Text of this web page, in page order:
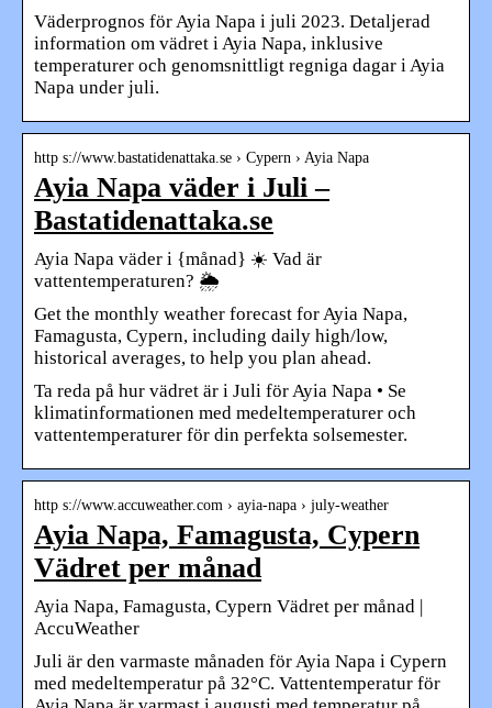
Väderprognos för Ayia Napa i juli 2023. Detaljerad
information om vädret i Ayia Napa, inklusive
temperaturer och genomsnittligt regniga dagar i Ayia
Napa under juli.
http s://www.bastatidenattaka.se › Cypern › Ayia Napa
Ayia Napa väder i Juli –
Bastatidenattaka.se
Ayia Napa väder i {månad} ☀️ Vad är
vattentemperaturen? 🌦️
Get the monthly weather forecast for Ayia Napa,
Famagusta, Cypern, including daily high/low,
historical averages, to help you plan ahead.
Ta reda på hur vädret är i Juli för Ayia Napa • Se
klimatinformationen med medeltemperaturer och
vattentemperaturer för din perfekta solsemester.
http s://www.accuweather.com › ayia-napa › july-weather
Ayia Napa, Famagusta, Cypern
Vädret per månad
Ayia Napa, Famagusta, Cypern Vädret per månad |
AccuWeather
Juli är den varmaste månaden för Ayia Napa i Cypern
med medeltemperatur på 32°C. Vattentemperatur för